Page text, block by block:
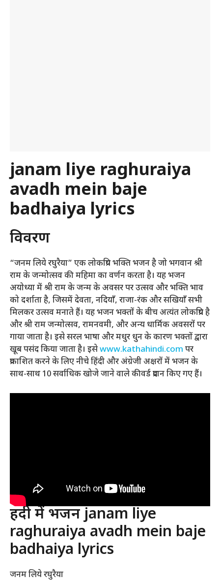
janam liye raghuraiya
avadh mein baje
badhaiya lyrics
विवरण
“जनम लिये रघुरैया” एक लोकप्रिय भक्ति भजन है जो भगवान श्री
राम के जन्मोत्सव की महिमा का वर्णन करता है। यह भजन
अयोध्या में श्री राम के जन्म के अवसर पर उत्सव और भक्ति भाव
को दर्शाता है, जिसमें देवता, नदियाँ, राजा-रंक और सखियाँ सभी
मिलकर उत्सव मनाते हैं। यह भजन भक्तों के बीच अत्यंत लोकप्रिय है
और श्री राम जन्मोत्सव, रामनवमी, और अन्य धार्मिक अवसरों पर
गाया जाता है। इसे सरल भाषा और मधुर धुन के कारण भक्तों द्वारा
खूब पसंद किया जाता है। इसेwww.kathahindi.com पर
प्रकाशित करने के लिए नीचे हिंदी और अंग्रेजी अक्षरों में भजन के
साथ-साथ 10 सर्वाधिक खोजे जाने वाले कीवर्ड प्रदान किए गए हैं।
हिंदी में भजन janam liye
raghuraiya avadh mein baje
badhaiya lyrics
जनम लिये रघुरैया